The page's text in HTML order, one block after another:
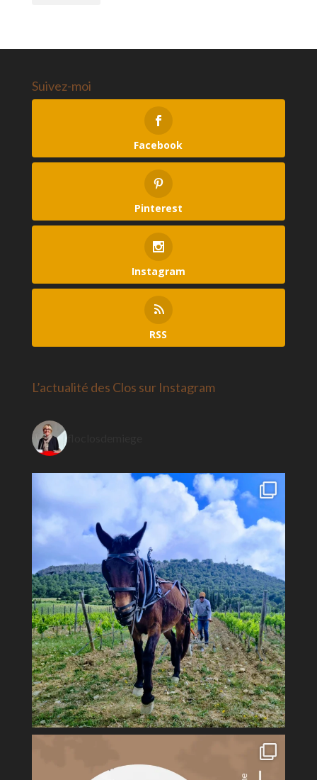
Suivez-moi
Facebook
Pinterest
Instagram
RSS
L’actualité des Clos sur Instagram
floclosdemiege